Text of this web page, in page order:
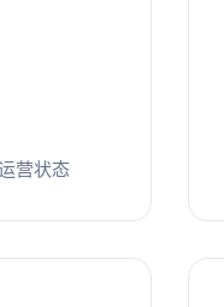
营状态